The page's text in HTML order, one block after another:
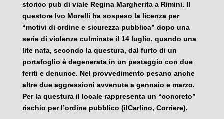
storico pub di viale Regina Margherita a Rimini. Il
questore Ivo Morelli ha sospeso la licenza per
“motivi di ordine e sicurezza pubblica” dopo una
serie di violenze culminate il 14 luglio, quando una
lite nata, secondo la questura, dal furto di un
portafoglio è degenerata in un pestaggio con due
feriti e denunce. Nel provvedimento pesano anche
altre due aggressioni avvenute a gennaio e marzo.
Per la questura il locale rappresenta un “concreto”
rischio per l’ordine pubblico (ilCarlino, Corriere).